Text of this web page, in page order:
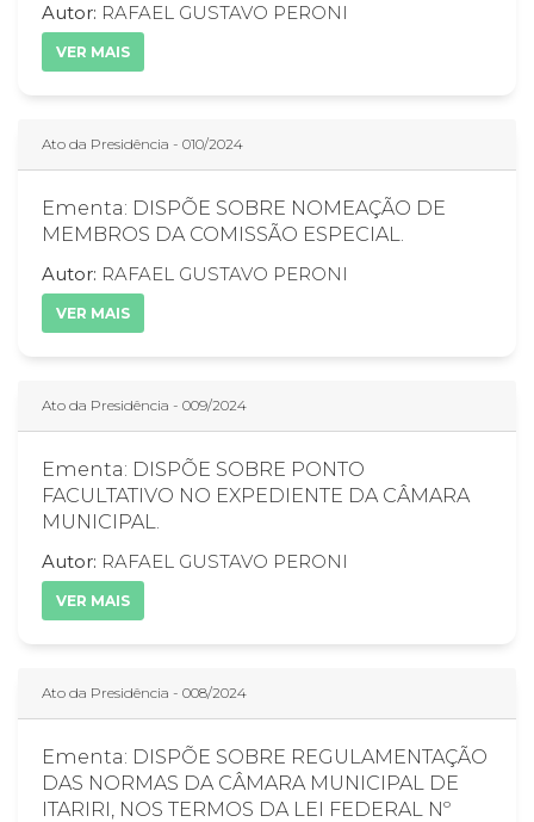
Autor: RAFAEL GUSTAVO PERONI
VER MAIS
Ato da Presidência - 010/2024
Ementa: DISPÕE SOBRE NOMEAÇÃO DE
MEMBROS DA COMISSÃO ESPECIAL.
Autor: RAFAEL GUSTAVO PERONI
VER MAIS
Ato da Presidência - 009/2024
Ementa: DISPÕE SOBRE PONTO
FACULTATIVO NO EXPEDIENTE DA CÂMARA
MUNICIPAL.
Autor: RAFAEL GUSTAVO PERONI
VER MAIS
Ato da Presidência - 008/2024
Ementa: DISPÕE SOBRE REGULAMENTAÇÃO
DAS NORMAS DA CÂMARA MUNICIPAL DE
ITARIRI, NOS TERMOS DA LEI FEDERAL Nº